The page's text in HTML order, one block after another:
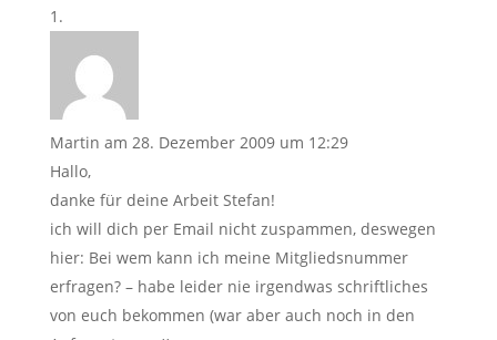
Martin am 28. Dezember 2009 um 12:29
Hallo,
danke für deine Arbeit Stefan!
ich will dich per Email nicht zuspammen, deswegen
hier: Bei wem kann ich meine Mitgliedsnummer
erfragen? – habe leider nie irgendwas schriftliches
von euch bekommen (war aber auch noch in den